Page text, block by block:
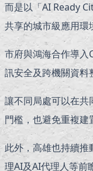
而是以「AI Ready
共享的城市級應用環
市府與鴻海合作導入
訊安全及跨機關資料
讓不同局處可以在共
門檻，也避免重複建
此外，高雄也持續推
理AI及AI代理人等前